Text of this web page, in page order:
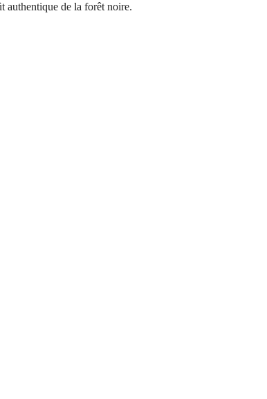
authentique de la forêt noire.